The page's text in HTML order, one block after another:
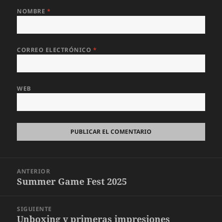
NOMBRE *
CORREO ELECTRÓNICO *
WEB
entradas
ANTERIOR
Entrada
Summer Game Fest 2025
SIGUIENTE
Entrada
Unboxing y primeras impresiones